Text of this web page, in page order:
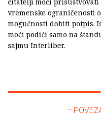
vremenske ograničenosti
mogućnosti dobiti potpis.
moći podići samo na
sajmu Interliber.
–